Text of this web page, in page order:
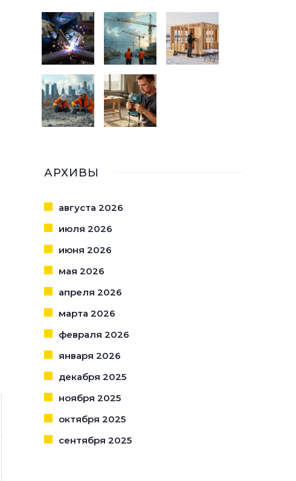
АРХИВЫ
августа 2026
июля 2026
июня 2026
мая 2026
апреля 2026
марта 2026
февраля 2026
января 2026
декабря 2025
ноября 2025
октября 2025
сентября 2025